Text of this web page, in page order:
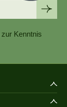
zur Kenntnis